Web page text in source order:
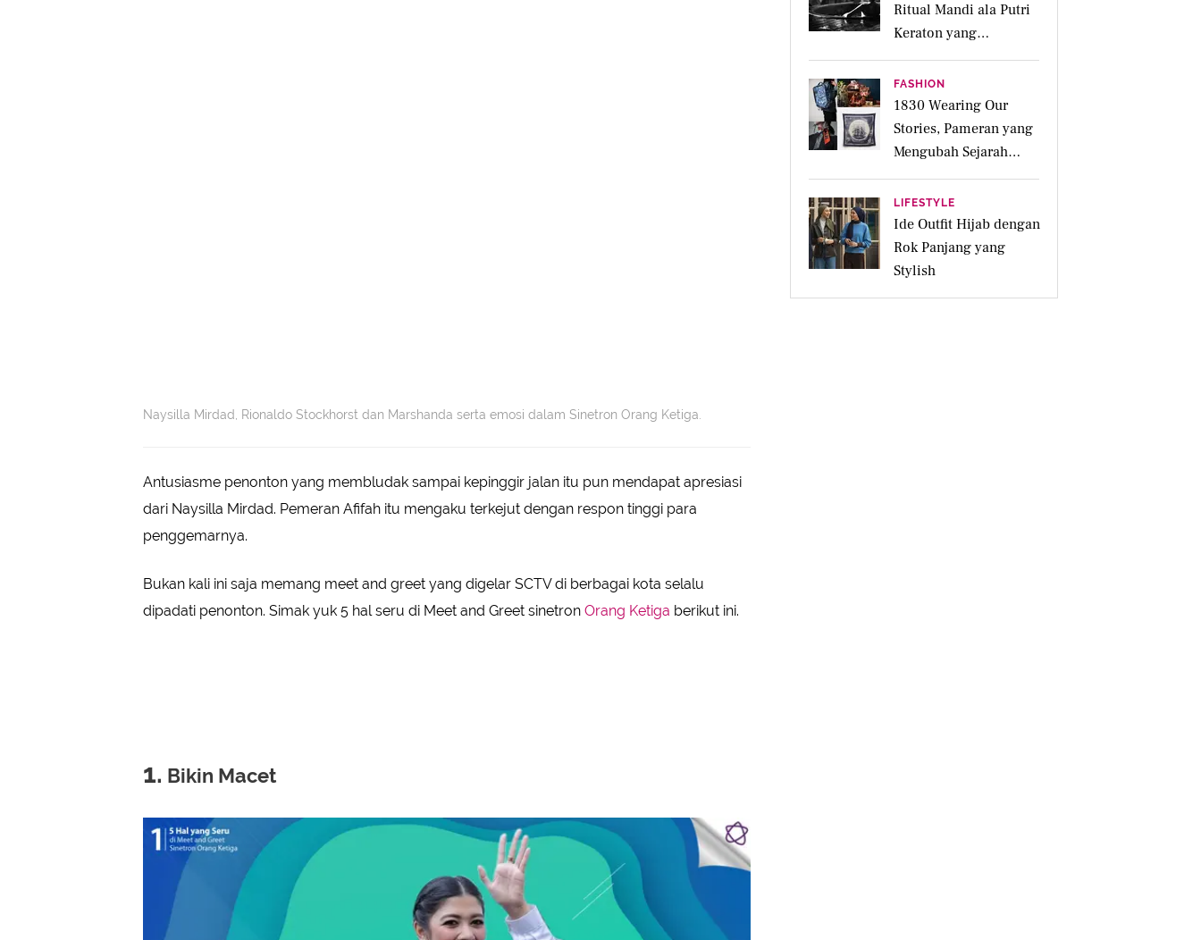
Naysilla Mirdad, Rionaldo Stockhorst dan Marshanda serta emosi dalam Sinetron Orang Ketiga.
Antusiasme penonton yang membludak sampai kepinggir jalan itu pun mendapat apresiasi
dari Naysilla Mirdad. Pemeran Afifah itu mengaku terkejut dengan respon tinggi para
penggemarnya.
Bukan kali ini saja memang meet and greet yang digelar SCTV di berbagai kota selalu
dipadati penonton. Simak yuk 5 hal seru di Meet and Greet sinetron Orang Ketiga berikut ini.
1. Bikin Macet
Ritual Mandi ala Putri
Keraton yang
Menenangkan untuk
Jiwa dan Kulit Iritasi
FASHION
1830 Wearing Our
Stories, Pameran yang
Mengubah Sejarah
Menjadi Karya Pakai
LIFESTYLE
Ide Outfit Hijab dengan
Rok Panjang yang
Stylish